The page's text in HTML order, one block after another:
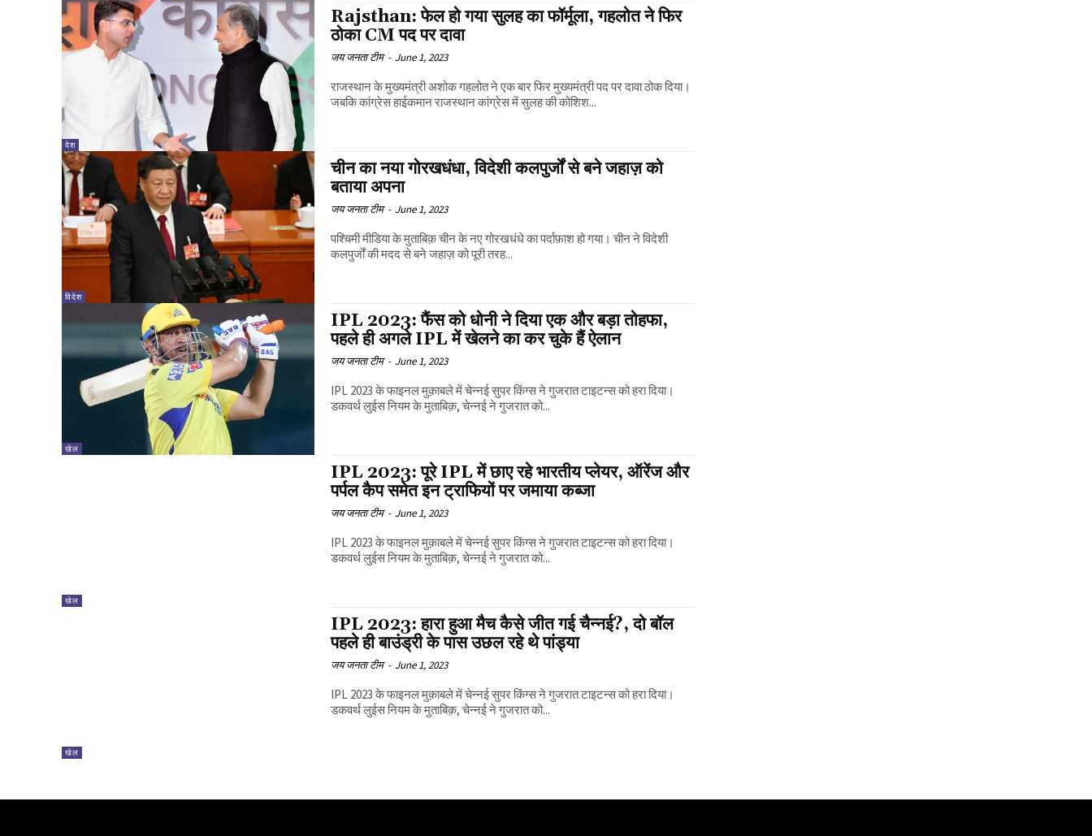
देश
Rajsthan: फेल हो गया सुलह का फॉर्मूला, गहलोत ने फिर
ठोका CM पद पर दावा
जय जनता टीम - June 1, 2023
राजस्थान के मुख्यमंत्री अशोक गहलोत ने एक बार फिर मुख्यमंत्री पद पर दावा ठोक दिया।
जबकि कांग्रेस हाईकमान राजस्थान कांग्रेस में सुलह की कोशिश...
विदेश
चीन का नया गोरखधंधा, विदेशी कलपुर्जों से बने जहाज़ को
बताया अपना
जय जनता टीम - June 1, 2023
पश्चिमी मीडिया के मुताबिक़ चीन के नए गोरखधंधे का पर्दाफ़ाश हो गया। चीन ने विदेशी
कलपुर्जों की मदद से बने जहाज़ को पूरी तरह...
खेल
IPL 2023: फैंस को धोनी ने दिया एक और बड़ा तोहफा,
पहले ही अगले IPL में खेलने का कर चुके हैं ऐलान
जय जनता टीम - June 1, 2023
IPL 2023 के फाइनल मुक़ाबले में चेन्नई सुपर किंग्स ने गुजरात टाइटन्स को हरा दिया।
डकवर्थ लुईस नियम के मुताबिक़, चेन्नई ने गुजरात को...
खेल
IPL 2023: पूरे IPL में छाए रहे भारतीय प्लेयर, ऑरेंज और
पर्पल कैप समेत इन ट्राफियों पर जमाया कब्जा
जय जनता टीम - June 1, 2023
IPL 2023 के फाइनल मुक़ाबले में चेन्नई सुपर किंग्स ने गुजरात टाइटन्स को हरा दिया।
डकवर्थ लुईस नियम के मुताबिक़, चेन्नई ने गुजरात को...
खेल
IPL 2023: हारा हुआ मैच कैसे जीत गई चैन्नई?, दो बॉल
पहले ही बाउंड्री के पास उछल रहे थे पांड्या
जय जनता टीम - June 1, 2023
IPL 2023 के फाइनल मुक़ाबले में चेन्नई सुपर किंग्स ने गुजरात टाइटन्स को हरा दिया।
डकवर्थ लुईस नियम के मुताबिक़, चेन्नई ने गुजरात को...